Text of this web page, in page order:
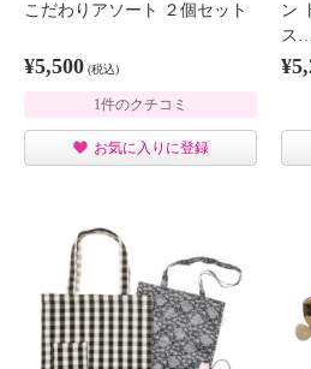
こだわりアソート ２個セット
¥5,500 (税込)
1件のクチコミ
お気に入りに登録
ン
ス